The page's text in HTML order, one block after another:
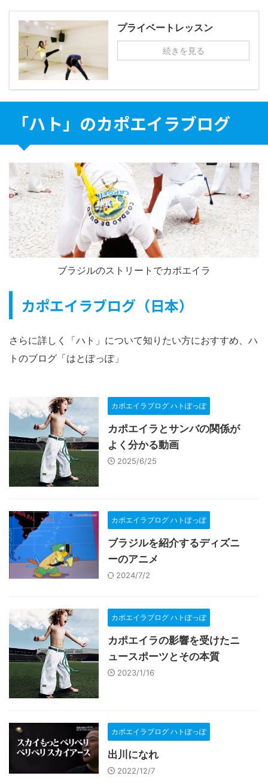
プライベートレッスン
続きを見る
「ハト」のカポエイラブログ
ブラジルのストリートでカポエイラ
カポエイラブログ（日本）
さらに詳しく「ハト」について知りたい方におすすめ、ハ
トのブログ「はとぽっぽ」
カポエイラブログ ハトぽっぽ
カポエイラとサンバの関係が
よく分かる動画
2025/6/25
カポエイラブログ ハトぽっぽ
ブラジルを紹介するディズニ
ーのアニメ
2024/7/2
カポエイラブログ ハトぽっぽ
カポエイラの影響を受けたニ
ュースポーツとその本質
2023/1/16
カポエイラブログ ハトぽっぽ
出川になれ
2022/12/7